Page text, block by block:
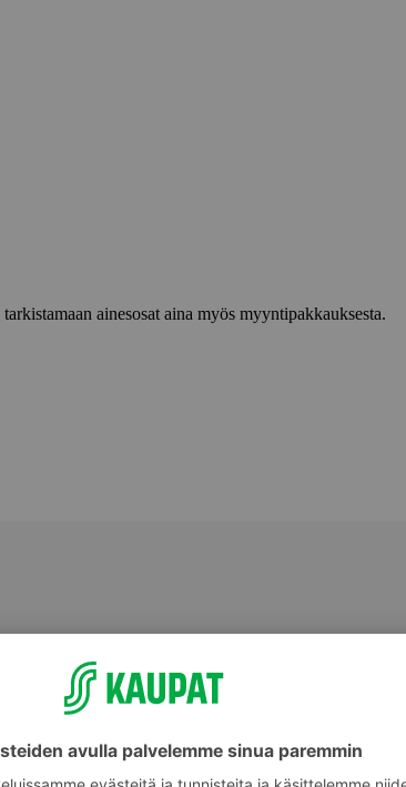
ainesosat aina myös myyntipakkauksesta.